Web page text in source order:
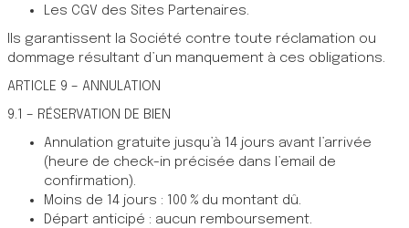
Les CGV des Sites Partenaires.
Ils garantissent la Société contre toute réclamation ou
dommage résultant d’un manquement à ces obligations.
ARTICLE 9 – ANNULATION
9.1 – RÉSERVATION DE BIEN
Annulation gratuite jusqu’à 14 jours avant l’arrivée
(heure de check-in précisée dans l’email de
confirmation).
Moins de 14 jours : 100 % du montant dû.
Départ anticipé : aucun remboursement.